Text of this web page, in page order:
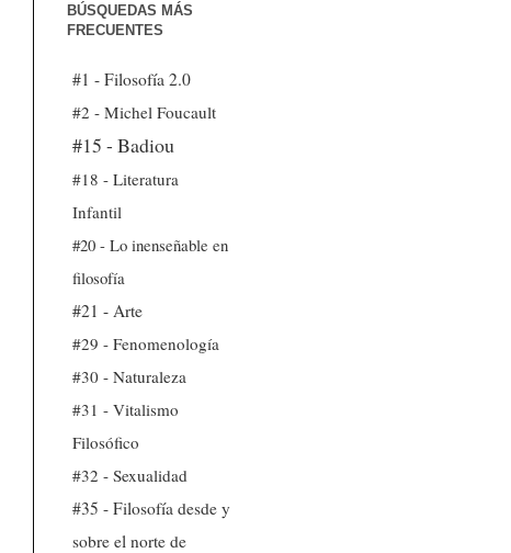
BÚSQUEDAS MÁS
FRECUENTES
#1 - Filosofía 2.0
#2 - Michel Foucault
#15 - Badiou
#18 - Literatura
Infantil
#20 - Lo inenseñable en
filosofía
#21 - Arte
#29 - Fenomenología
#30 - Naturaleza
#31 - Vitalismo
Filosófico
#32 - Sexualidad
#35 - Filosofía desde y
sobre el norte de